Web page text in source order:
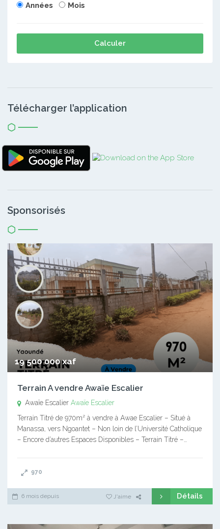
Années Mois
Calculer
Télécharger l’application
Sponsorisés
19 500 000 xaf
Terrain A vendre Awaïe Escalier
Awaïe Escalier Awaïe Escalier
Terrain Titré de 970m² à vendre à Awae Escalier – Situé à
Manassa, vers Ngoantet – Non loin de l’Université Catholique
– Encore d’autres Espaces Disponibles – Terrain Titré –…
970
6 mois depuis J'aime Détails